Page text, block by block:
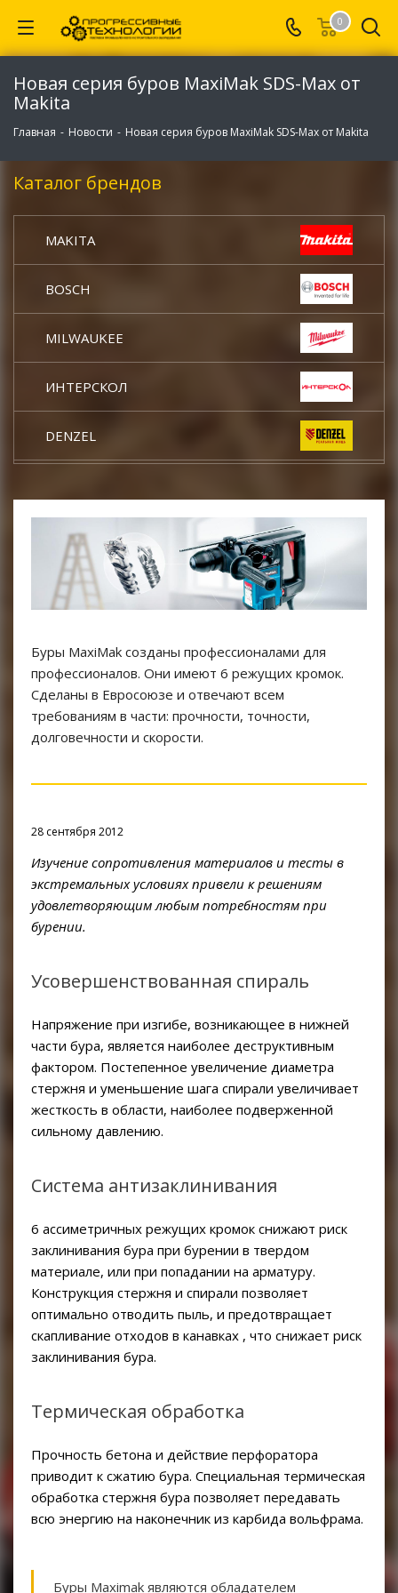
0
Новая серия буров MaxiMak SDS-Max от
Makita
Главная - Новости - Новая серия буров MaxiMak SDS-Max от Makita
Буры MaxiMak созданы профессионалами для
профессионалов. Они имеют 6 режущих кромок.
Сделаны в Евросоюзе и отвечают всем
требованиям в части: прочности, точности,
долговечности и скорости.
28 сентября 2012
Изучение сопротивления материалов и тесты в
экстремальных условиях привели к решениям
удовлетворяющим любым потребностям при
бурении.
Усовершенствованная спираль
Напряжение при изгибе, возникающее в нижней
части бура, является наиболее деструктивным
фактором. Постепенное увеличение диаметра
стержня и уменьшение шага спирали увеличивает
жесткость в области, наиболее подверженной
сильному давлению.
Система антизаклинивания
6 ассиметричных режущих кромок снижают риск
заклинивания бура при бурении в твердом
материале, или при попадании на арматуру.
Конструкция стержня и спирали позволяет
оптимально отводить пыль, и предотвращает
скапливание отходов в канавках , что снижает риск
заклинивания бура.
Термическая обработка
Прочность бетона и действие перфоратора
приводит к сжатию бура. Специальная термическая
обработка стержня бура позволяет передавать
всю энергию на наконечник из карбида вольфрама.
Буры Maximak являются обладателем
Каталог брендов
MAKITA
BOSCH
MILWAUKEE
ИНТЕРСКОЛ
DENZEL
DCK
TOR
START
RACIO